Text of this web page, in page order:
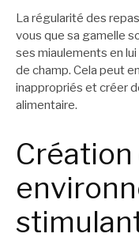
La régularité des
vous que sa gamelle
ses miaulements en
de champ. Cela peut
inappropriés et créer
alimentaire.
Création